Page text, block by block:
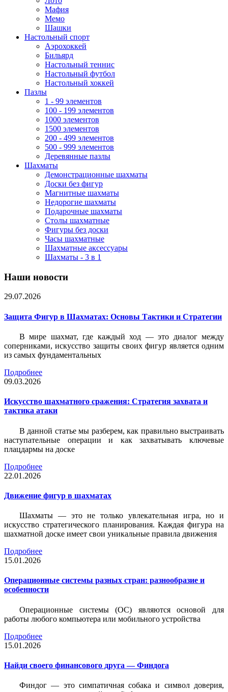
Мафия
Мемо
Шашки
Настольный спорт
Аэрохоккей
Бильярд
Настольный теннис
Настольный футбол
Настольный хоккей
Пазлы
1 - 99 элементов
100 - 199 элементов
1000 элементов
1500 элементов
200 - 499 элементов
500 - 999 элементов
Деревянные пазлы
Шахматы
Демонстрационные шахматы
Доски без фигур
Магнитные шахматы
Недорогие шахматы
Подарочные шахматы
Столы шахматные
Фигуры без доски
Часы шахматные
Шахматные аксессуары
Шахматы - 3 в 1
Наши новости
29.07.2026
Защита Фигур в Шахматах: Основы Тактики и Стратегии
В мире шахмат, где каждый ход — это диалог между
соперниками, искусство защиты своих фигур является одним
из самых фундаментальных
Подробнее
09.03.2026
Искусство шахматного сражения: Стратегия захвата и
тактика атаки
В данной статье мы разберем, как правильно выстраивать
наступательные операции и как захватывать ключевые
плацдармы на доске
Подробнее
22.01.2026
Движение фигур в шахматах
Шахматы — это не только увлекательная игра, но и
искусство стратегического планирования. Каждая фигура на
шахматной доске имеет свои уникальные правила движения
Подробнее
15.01.2026
Операционные системы разных стран: разнообразие и
особенности
Операционные системы (ОС) являются основой для
работы любого компьютера или мобильного устройства
Подробнее
15.01.2026
Найди своего финансового друга — Финдога
Финдог — это симпатичная собака и символ доверия,